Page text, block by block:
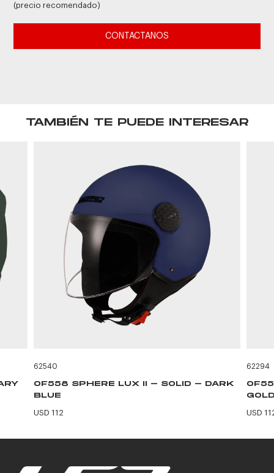
(precio recomendado)
CONTACTANOS
TAMBIÉN TE PUEDE INTERESAR
62540
OF558 SPHERE LUX II - SOLID - DARK
BLUE
USD 112
62294
USD